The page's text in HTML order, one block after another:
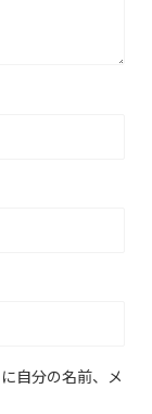
自分の名前、メ